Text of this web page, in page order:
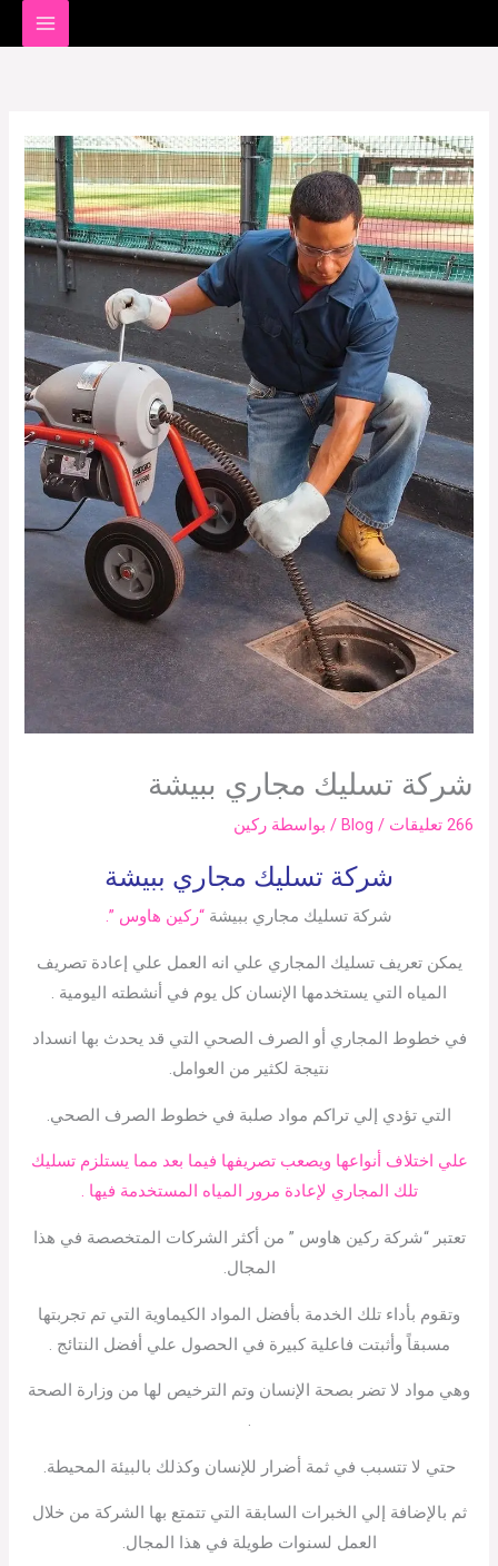
إلى
شركة تسليك مجاري ببيشة
266 تعليقات /
Blog / بواسطة ركين
شركة تسليك مجاري ببيشة
شركة تسليك مجاري ببيشة “ركين هاوس ”.
يمكن تعريف تسليك المجاري علي انه العمل علي إعادة تصريف
المياه التي يستخدمها الإنسان كل يوم في أنشطته اليومية .
في خطوط المجاري أو الصرف الصحي التي قد يحدث بها انسداد
نتيجة لكثير من العوامل.
التي تؤدي إلي تراكم مواد صلبة في خطوط الصرف الصحي.
علي اختلاف أنواعها ويصعب تصريفها فيما بعد مما يستلزم تسليك
تلك المجاري لإعادة مرور المياه المستخدمة فيها .
تعتبر “شركة ركين هاوس ” من أكثر الشركات المتخصصة في هذا
المجال.
وتقوم بأداء تلك الخدمة بأفضل المواد الكيماوية التي تم تجربتها
مسبقاً وأثبتت فاعلية كبيرة في الحصول علي أفضل النتائج .
وهي مواد لا تضر بصحة الإنسان وتم الترخيص لها من وزارة الصحة
.
حتي لا تتسبب في ثمة أضرار للإنسان وكذلك بالبيئة المحيطة.
ثم بالإضافة إلي الخبرات السابقة التي تتمتع بها الشركة من خلال
العمل لسنوات طويلة في هذا المجال.